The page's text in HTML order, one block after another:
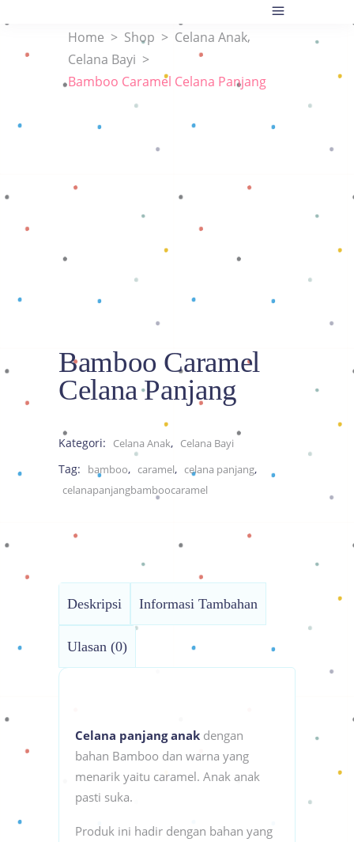
Home > Shop > Celana Anak,
Celana Bayi >
Bamboo Caramel Celana Panjang
Bamboo Caramel
Celana Panjang
Kategori: Celana Anak, Celana Bayi
Tag: bamboo, caramel, celana panjang,
celanapanjangbamboocaramel
Deskripsi Informasi Tambahan
Ulasan (0)
Celana panjang anak dengan
bahan Bamboo dan warna yang
menarik yaitu caramel. Anak anak
pasti suka.
Produk ini hadir dengan bahan yang